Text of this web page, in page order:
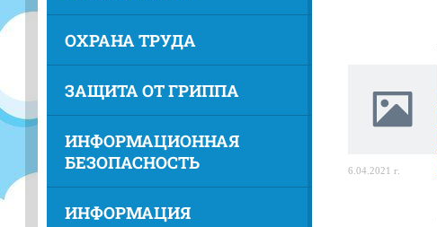
ОХРАНА ТРУДА
ЗАЩИТА ОТ ГРИППА
ИНФОРМАЦИОННАЯ
БЕЗОПАСНОСТЬ
ИНФОРМАЦИЯ
6.04.2021 г.